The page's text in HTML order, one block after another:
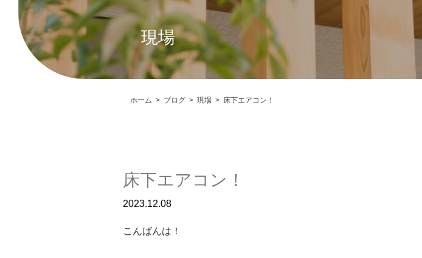
現場
ホーム ブログ 現場 床下エアコン！
床下エアコン！
2023.12.08
こんばんは！